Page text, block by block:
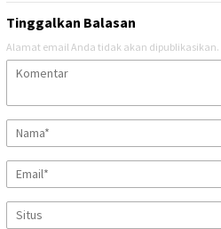
Tinggalkan Balasan
Alamat email Anda tidak akan dipublikasikan.